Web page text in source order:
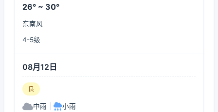
26° ~ 30°
东南风
4-5级
08月12日
良
中雨 小雨